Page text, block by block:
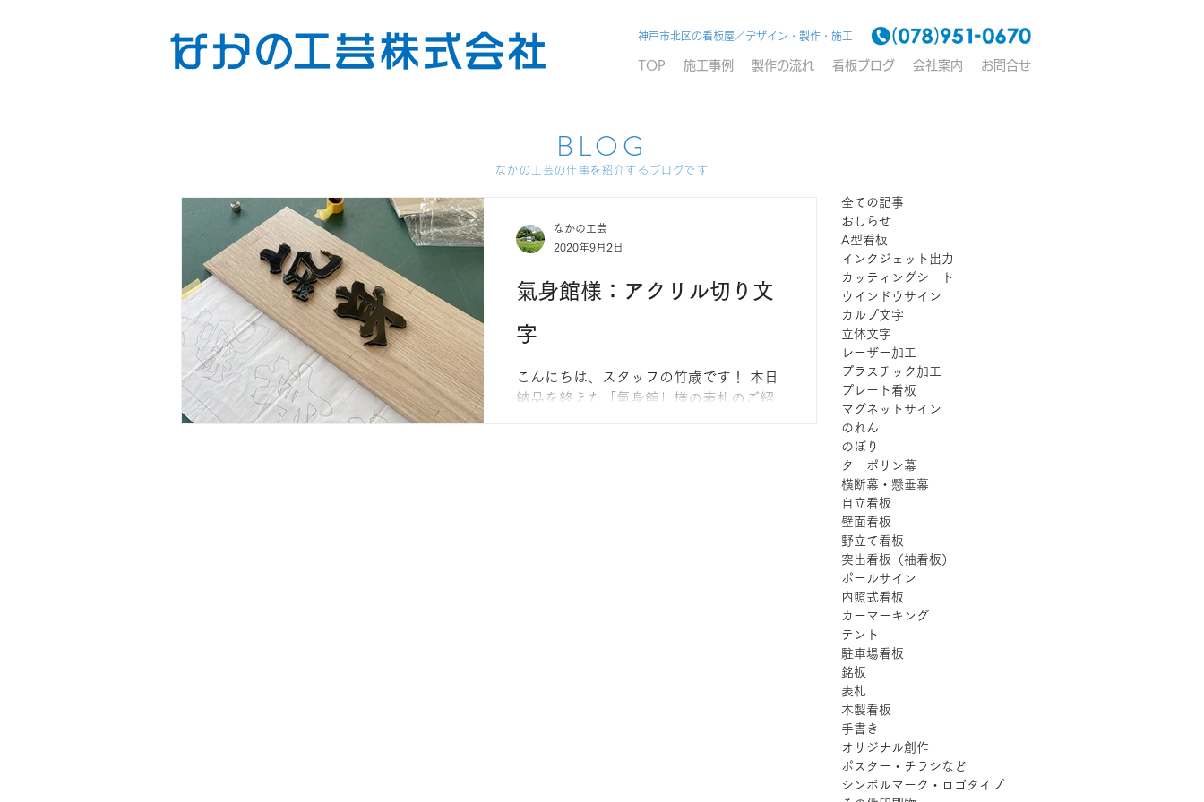
神戸市北区の看板屋／デザイン・製作・施工
TOP 施工事例 製作の流れ 看板ブログ 会社案内 お問合せ
氣身館様：アクリル切り文
字
こんにちは、スタッフの竹歳です！ 本日
納品を終えた「氣身館」様の表札のご紹
なかの工芸
2020年9月2日
全ての記事
おしらせ
A型看板
インクジェット出力
カッティングシート
ウインドウサイン
カルプ文字
立体文字
レーザー加工
プラスチック加工
プレート看板
マグネットサイン
のれん
のぼり
ターポリン幕
横断幕・懸垂幕
自立看板
壁面看板
野立て看板
突出看板（袖看板）
ポールサイン
内照式看板
カーマーキング
テント
駐車場看板
銘板
表札
木製看板
手書き
オリジナル創作
ポスター・チラシなど
シンボルマーク・ロゴタイプ
BLOG
なかの工芸の仕事を紹介するブログです